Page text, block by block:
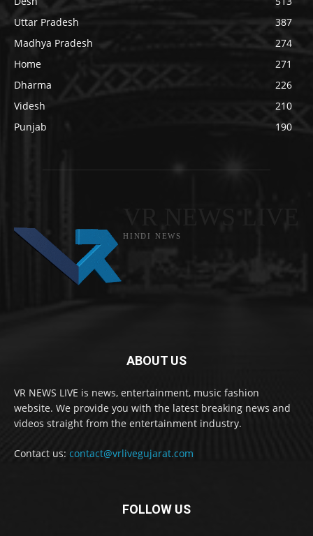
Uttar Pradesh
387
Madhya Pradesh
274
Home
271
Dharma
226
Videsh
210
Punjab
190
HINDI NEWS
ABOUT US
VR NEWS LIVE is news, entertainment, music fashion
website. We provide you with the latest breaking news and
videos straight from the entertainment industry.
Contact us: contact@vrlivegujarat.com
FOLLOW US